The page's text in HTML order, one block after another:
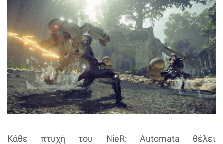
Κάθε πτυχή του NieR: Automata θέλει